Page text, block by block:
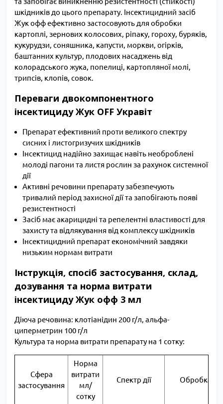
шкідників до цього препарату. Інсектицидний засіб
Жук офф ефективно застосовують для обробки
картоплі, зернових колосових, ріпаку, гороху, буряків,
кукурудзи, соняшника, капусти, моркви, огірків,
баштанних культур, плодових насаджень від
колорадського жука, попелиці, картопляної молі,
трипсів, клопів, совок.
Переваги двокомпонентного
інсектициду Жук OFF Укравіт
Препарат ефективний проти великого спектру
сисних і листогризучих шкідників
Інсектицид надійно захищає навіть необроблені
молоді пагони та листя рослин за рахунок системної
дії
Активні речовини препарату забезпечують
тривалий період захисної дії та запобігають появі
резистентності
Засіб має акарицидні та репелентні властивості для
захисту та відлякування від комплексу шкідників
Інсектицидний препарат економічний завдяки
низьким нормам витрати
Інструкція, спосіб застосування, склад,
дозування та норма витрати
інсектициду Жук офф 3 мл
Діюча речовина: клотіанідин 200 г/л, альфа-
циперметрин 100 г/л
Культура та норма витрати препарату на 1 сотку:
Сфера
застосування
Норма
витрати
мл/
сотку
Спектр дії Обробка